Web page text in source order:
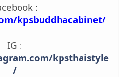
:
kpsbuddhacabinet/
IG :
kpsthaistyle
/